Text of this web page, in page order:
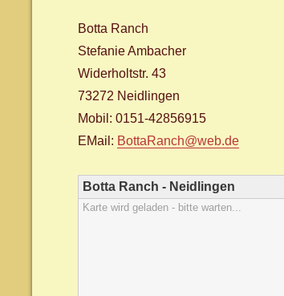
Botta Ranch
Stefanie Ambacher
Widerholtstr. 43
73272 Neidlingen
Mobil: 0151-42856915
EMail: BottaRanch@web.de
Botta Ranch - Neidlingen
Karte wird geladen - bitte warten...